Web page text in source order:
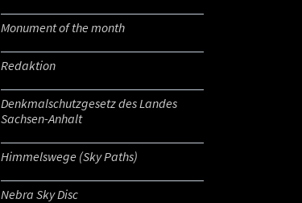
Monument of the month
Redaktion
Denkmalschutzgesetz des Landes
Sachsen-Anhalt
Himmelswege (Sky Paths)
Nebra Sky Disc